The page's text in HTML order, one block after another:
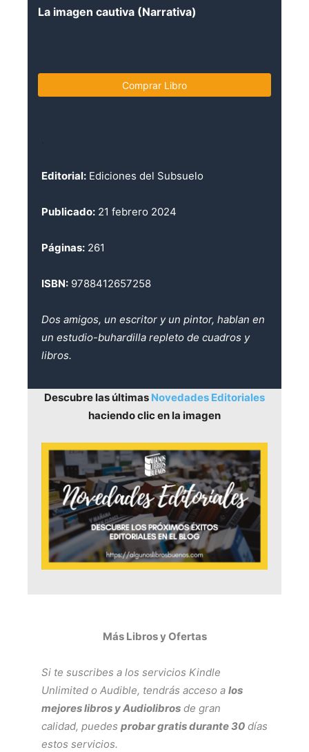
La imagen cautiva (Narrativa)
Comprar Libro
Editorial: Ediciones del Subsuelo
Publicado: 21 febrero 2024
Páginas: 261
ISBN: 9788412657258
Dos amigos, un escritor y un pintor, hablan en
un estudio-buhardilla repleto de cuadros y
libros.
Descubre las últimas Novedades Editoriales
haciendo clic en la imagen
Más Libros y Ofertas
Si te suscribes a los servicios Kindle
Unlimited o Audible, tendrás acceso a los
mejores libros y Audiolibros de gran
calidad, puedes probar gratis durante 30 días
estos servicios.